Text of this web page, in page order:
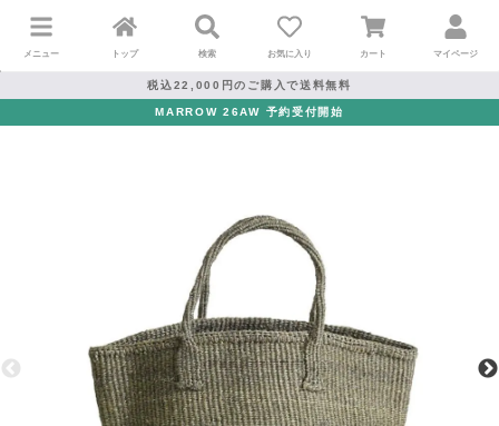
メニュー トップ 検索 お気に入り カート マイページ
税込22,000円のご購入で送料無料
MARROW 26AW 予約受付開始